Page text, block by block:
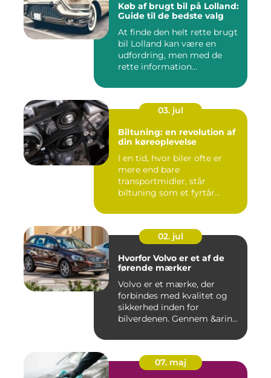
Køb af brugt bil på Lolland:
Guide til de bedste valg
At finde den helt rette brugt
bil Lolland kan være en
udfordring, men med de
rette information...
03. jul
Biltuning: en revolution af
din køreoplevelse
I en tid, hvor biler ofte er
mere end bare
transportmidler, står
biltuning som et fyrtår...
02. jul
Hvorfor Volvo er et af de
førende mærker
Volvo er et mærke, der
forbindes med kvalitet og
sikkerhed inden for
bilverdenen. Gennem &arin...
07. maj